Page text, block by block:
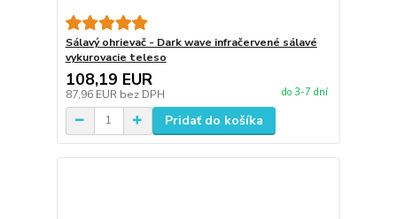
Sálavý ohrievač - Dark wave infračervené sálavé
vykurovacie teleso
108,19 EUR
87,96 EUR bez DPH do 3-7 dní
Pridať do košíka